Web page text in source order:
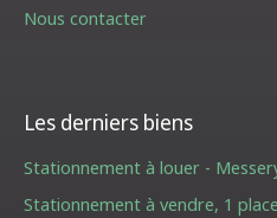
Nous contacter
Les derniers biens
Stationnement à louer -
Stationnement à vendre, 1